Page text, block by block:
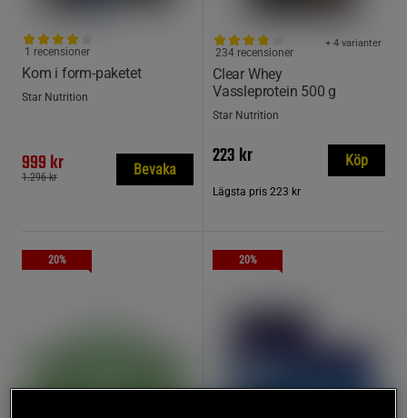
Kom i form-paketet
1 recensioner
Star Nutrition
999 kr
1.296 kr Bevaka
Clear Whey
Vassleprotein 500 g
+ 4 varianter
234 recensioner
Star Nutrition
223 kr
Lägsta pris 223 kr
Köp
20% 20%